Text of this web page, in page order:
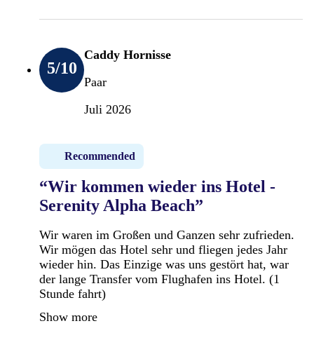
5/10
Caddy Hornisse
Paar
Juli 2026
Recommended
“Wir kommen wieder ins Hotel -
Serenity Alpha Beach”
Wir waren im Großen und Ganzen sehr zufrieden.
Wir mögen das Hotel sehr und fliegen jedes Jahr
wieder hin. Das Einzige was uns gestört hat, war
der lange Transfer vom Flughafen ins Hotel. (1
Stunde fahrt)
Show more